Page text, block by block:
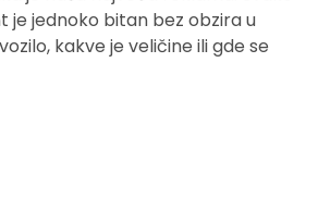
je jednoko bitan bez obzira u
kakve je veličine ili gde se